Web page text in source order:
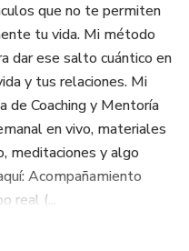
que no te permiten
tu vida. Mi método
dar ese salto cuántico en
y tus relaciones. Mi
de Coaching y Mentoría
en vivo, materiales
meditaciones y algo
Acompañamiento
real (...